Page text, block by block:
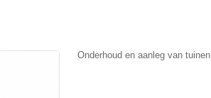
Onderhoud en aanleg van tuinen